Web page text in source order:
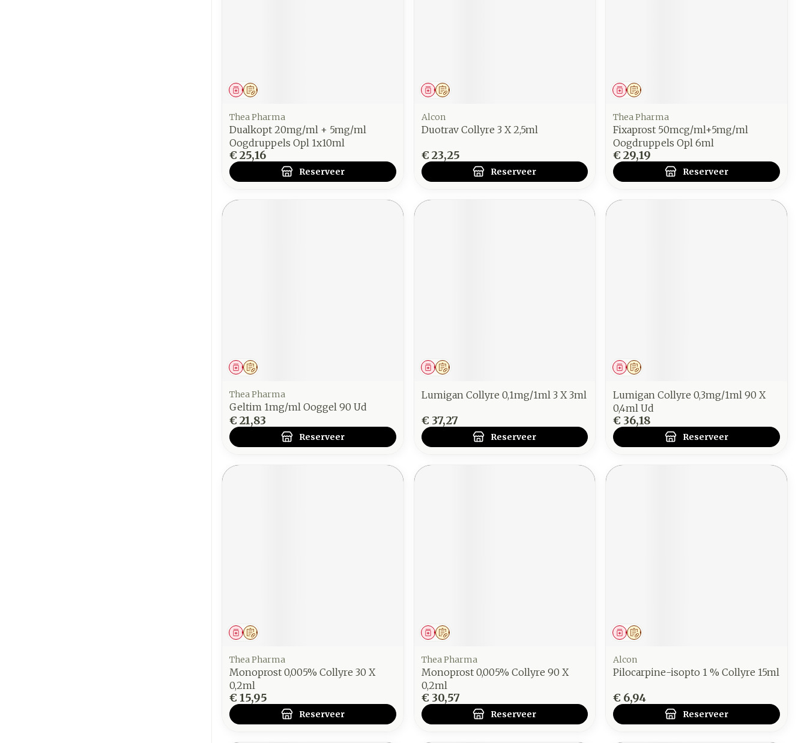
Op voorschrift
Geneesmiddel
Thea Pharma
Dualkopt 20mg/ml + 5mg/ml
Oogdruppels Opl 1x10ml
€ 25,16
Reserveer
Op voorschrift
Geneesmiddel
Alcon
Duotrav Collyre 3 X 2,5ml
€ 23,25
Reserveer
Op voorschrift
Geneesmiddel
Thea Pharma
Fixaprost 50mcg/ml+5mg/ml
Oogdruppels Opl 6ml
€ 29,19
Reserveer
Op voorschrift
Geneesmiddel
Thea Pharma
Geltim 1mg/ml Ooggel 90 Ud
€ 21,83
Reserveer
Op voorschrift
Geneesmiddel
Lumigan Collyre 0,1mg/1ml 3 X 3ml
€ 37,27
Reserveer
Op voorschrift
Geneesmiddel
Lumigan Collyre 0,3mg/1ml 90 X
0,4ml Ud
€ 36,18
Reserveer
Op voorschrift
Geneesmiddel
Thea Pharma
Monoprost 0,005% Collyre 30 X
0,2ml
€ 15,95
Reserveer
Op voorschrift
Geneesmiddel
Thea Pharma
Monoprost 0,005% Collyre 90 X
0,2ml
€ 30,57
Reserveer
Op voorschrift
Geneesmiddel
Alcon
Pilocarpine-isopto 1 % Collyre 15ml
€ 6,94
Reserveer